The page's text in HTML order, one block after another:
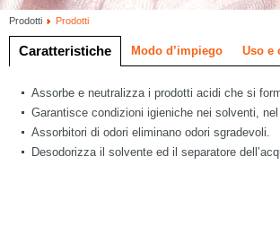
Prodotti Prodotti
Caratteristiche Modo d’impiego Uso e
Assorbe e neutralizza i prodotti acidi che si
Garantisce condizioni igieniche nei solventi,
Assorbitori di odori eliminano odori sgradevoli.
Desodorizza il solvente ed il separatore